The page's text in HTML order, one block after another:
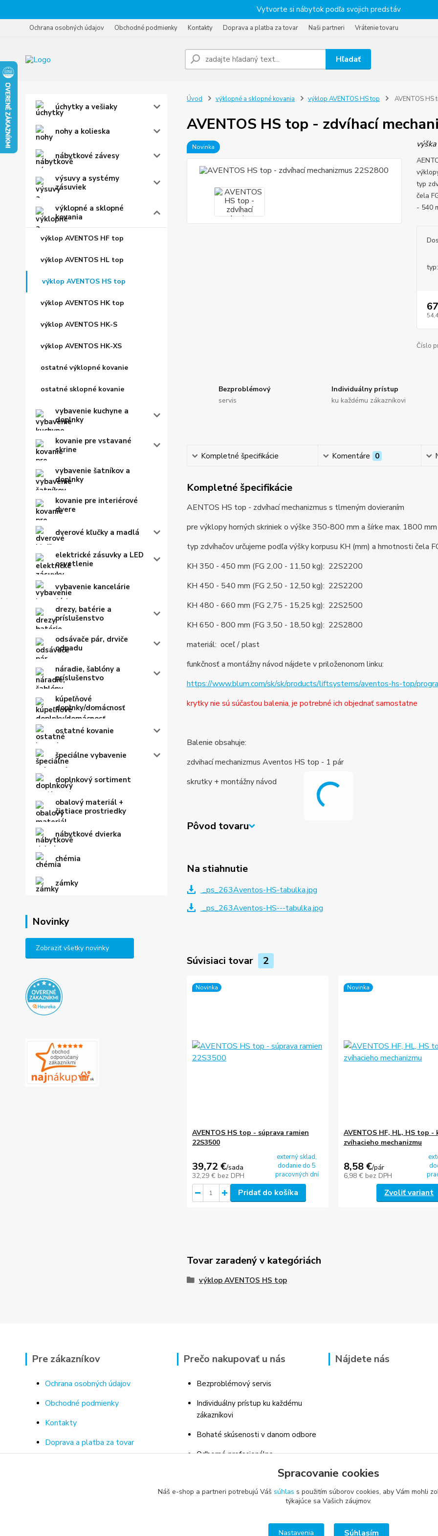
Vytvorte si nábytok podľa svojich predstáv
Ochrana osobných údajov Obchodné podmienky Kontakty Doprava a platba za tovar Naši partneri Vrátenie tovaru
Hľadať
úchytky a vešiaky
nohy a kolieska
nábytkové závesy
výsuvy a systémy
zásuviek
výklopné a sklopné
kovania
výklop AVENTOS HF top
výklop AVENTOS HL top
výklop AVENTOS HS top
výklop AVENTOS HK top
výklop AVENTOS HK-S
výklop AVENTOS HK-XS
ostatné výklopné kovanie
ostatné sklopné kovanie
vybavenie kuchyne a
doplnky
kovanie pre vstavané
skrine
vybavenie šatníkov a
doplnky
kovanie pre interiérové
dvere
dverové kľučky a madlá
elektrické zásuvky a LED
osvetlenie
vybavenie kancelárie
drezy, batérie a
príslušenstvo
odsávače pár, drviče
odpadu
náradie, šablóny a
príslušenstvo
kúpeľňové
doplnky/domácnosť
ostatné kovanie
špeciálne vybavenie
doplnkový sortiment
obalový materiál +
čistiace prostriedky
nábytkové dvierka
chémia
zámky
Novinky
Zobraziť všetky novinky
Úvod výklopné a sklopné kovania výklop AVENTOS HS top AVENTOS HS
AVENTOS HS top - zdvíhací
Novinka
typ
čela
- 540
typ:
Číslo
Bezproblémový
servis
Individuálny prístup
ku každému zákazníkovi
Kompletné špecifikácie Komentáre 0
Kompletné špecifikácie
AENTOS HS top - zdvíhací mechanizmus s tlmeným dovieraním
pre výklopy horných skriniek o výške 350-800 mm a šírke max. 1800 mm
typ zdvíhačov určujeme podľa výšky korpusu KH (mm) a hmotnosti čela
KH 350 - 450 mm (FG 2,00 - 11,50 kg): 22S2200
KH 450 - 540 mm (FG 2,50 - 12,50 kg): 22S2200
KH 480 - 660 mm (FG 2,75 - 15,25 kg): 22S2500
KH 650 - 800 mm (FG 3,50 - 18,50 kg): 22S2800
materiál: oceľ / plast
funkčnosť a montážny návod nájdete v priloženonom linku:
https://www.blum.com/sk/sk/products/liftsystems/aventos-hs-top/
krytky nie sú súčasťou balenia, je potrebné ich objednať samostatne
Balenie obsahuje:
zdvihací mechanizmus Aventos HS top - 1 pár
skrutky + montážny návod
Pôvod tovaru
Na stiahnutie
_ps_263Aventos-HS-tabulka.jpg
_ps_263Aventos-HS---tabulka.jpg
Súvisiaci tovar 2
Novinka
AVENTOS HS top - súprava ramien
22S3500
39,72 €/sada
32,29 € bez DPH
externý sklad,
dodanie do 5
pracovných dní
Pridať do košíka
Novinka
AVENTOS HF, HL, HS top -
zvíhacieho mechanizmu
8,58 €/pár
6,98 € bez DPH
Zvoliť variant
Tovar zaradený v kategóriách
výklop AVENTOS HS top
Pre zákazníkov
Ochrana osobných údajov
Obchodné podmienky
Kontakty
Doprava a platba za tovar
Prečo nakupovať u nás
Bezproblémový servis
Individuálny prístup ku každému
zákazníkovi
Bohaté skúsenosti v danom odbore
Odborné profesionálne
Nájdete nás
Spracovanie cookies
Náš e-shop a partneri potrebujú Váš súhlas s použitím súborov cookies, aby Vám mohli
týkajúce sa Vašich záujmov.
Nastavenia Súhlasím